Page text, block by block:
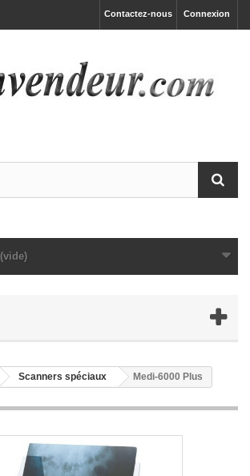
Connexion
Contactez-nous
(vide)
Scanners spéciaux Medi-6000 Plus